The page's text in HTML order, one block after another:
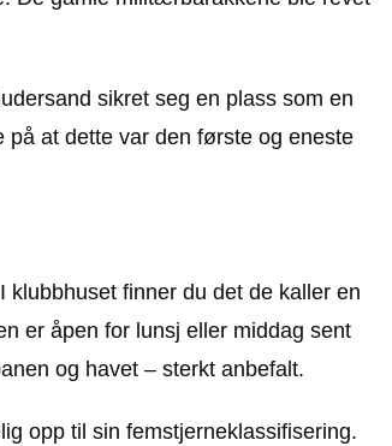
sikret seg en plass som en
at dette var den første og eneste
finner du det de kaller en
er åpen for lunsj eller middag sent
og havet – sterkt anbefalt.
opp til sin femstjerneklassifisering.